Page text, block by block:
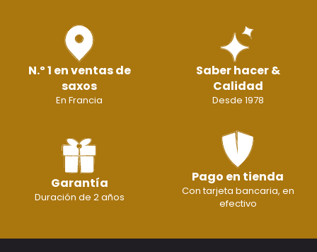
N.º 1 en ventas de
saxos
En Francia
Saber hacer &
Calidad
Desde 1978
Garantía
Duración de 2 años
Pago en tienda
Con tarjeta bancaria, en
efectivo